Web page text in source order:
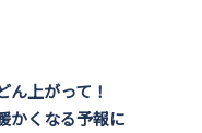
ん上がって！
かくなる予報に